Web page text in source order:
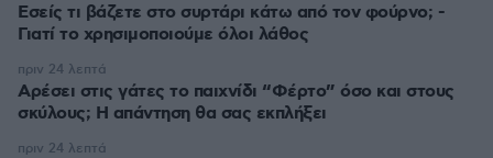
Εσείς τι βάζετε στο συρτάρι κάτω από τον φούρνο; -
Γιατί το χρησιμοποιούμε όλοι λάθος
Αρέσει στις γάτες το παιχνίδι “Φέρτο” όσο και στους
σκύλους; Η απάντηση θα σας εκπλήξει
πριν 24 λεπτά
πριν 24 λεπτά